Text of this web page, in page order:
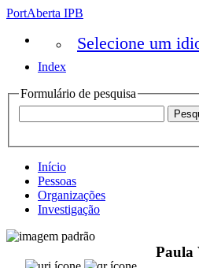
PortAberta IPB
Selecione um
Index
Formulário de pesquisa
Início
Pessoas
Organizações
Investigação
Paula